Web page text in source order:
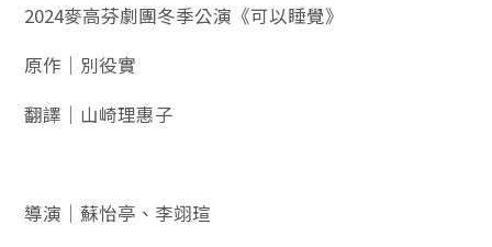
2024麥高芬劇團冬季公演《可以睡覺》
原作｜別役實
翻譯｜山崎理惠子
導演｜蘇怡亭、李翊瑄